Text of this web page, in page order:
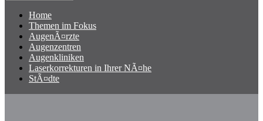
Home
Themen im Fokus
AugenÃ¤rzte
Augenzentren
Augenkliniken
Laserkorrekturen in Ihrer NÃ¤he
StÃ¤dte